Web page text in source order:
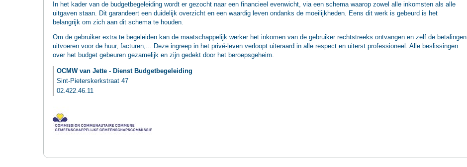
In het kader van de budgetbegeleiding wordt er gezocht naar een financieel evenwicht, via een schema waarop zowel alle inkomsten als alle
uitgaven staan. Dit garandeert een duidelijk overzicht en een waardig leven ondanks de moeilijkheden. Eens dit werk is gebeurd is het
belangrijk om zich aan dit schema te houden.
Om de gebruiker extra te begeleiden kan de maatschappelijk werker het inkomen van de gebruiker rechtstreeks ontvangen en zelf de betalingen
uitvoeren voor de huur, facturen,... Deze ingreep in het privé-leven verloopt uiteraard in alle respect en uiterst professioneel. Alle beslissingen
over het budget gebeuren gezamelijk en zijn gedekt door het beroepsgeheim.
OCMW van Jette - Dienst Budgetbegeleiding
Sint-Pieterskerkstraat 47
02.422.46.11